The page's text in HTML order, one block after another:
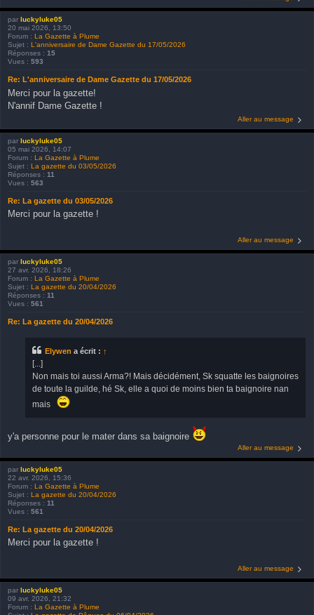
par luckyluke05
20 mai 2026, 13:50
Forum : La Gazette à Plume
Sujet : L'anniversaire de Dame Gazette du 17/05/2026
Réponses : 15
Vues : 593
Re: L'anniversaire de Dame Gazette du 17/05/2026
Merci pour la gazette!
N'annif Dame Gazette !
Aller au message
par luckyluke05
05 mai 2026, 14:07
Forum : La Gazette à Plume
Sujet : La gazette du 03/05/2026
Réponses : 11
Vues : 563
Re: La gazette du 03/05/2026
Merci pour la gazette !
Aller au message
par luckyluke05
27 avr. 2026, 18:26
Forum : La Gazette à Plume
Sujet : La gazette du 20/04/2026
Réponses : 11
Vues : 561
Re: La gazette du 20/04/2026
Elywen a écrit : ↑
[...]
Non mais toi aussi Arma?! Mais décidément, Sk squatte les baignoires
de toute la guilde, hé Sk, elle a quoi de moins bien ta baignoire nan
mais
y'a personne pour le mater dans sa baignoire
Aller au message
par luckyluke05
22 avr. 2026, 15:36
Forum : La Gazette à Plume
Sujet : La gazette du 20/04/2026
Réponses : 11
Vues : 561
Re: La gazette du 20/04/2026
Merci pour la gazette !
Aller au message
par luckyluke05
09 avr. 2026, 21:32
Forum : La Gazette à Plume